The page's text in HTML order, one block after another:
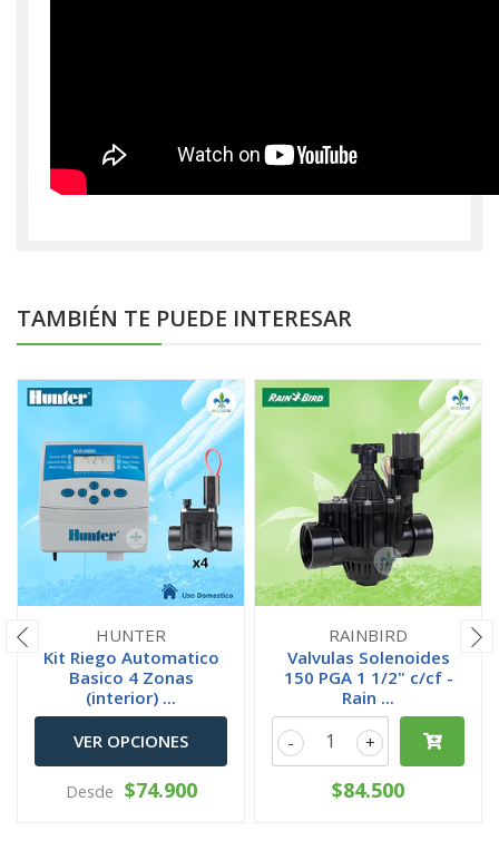
TAMBIÉN TE PUEDE INTERESAR
HUNTER
Kit Riego Automatico
Basico 4 Zonas
(interior) ...
VER OPCIONES
Desde $74.900
RAINBIRD
Valvulas Solenoides
150 PGA 1 1/2" c/cf -
Rain ...
+
-
$84.500